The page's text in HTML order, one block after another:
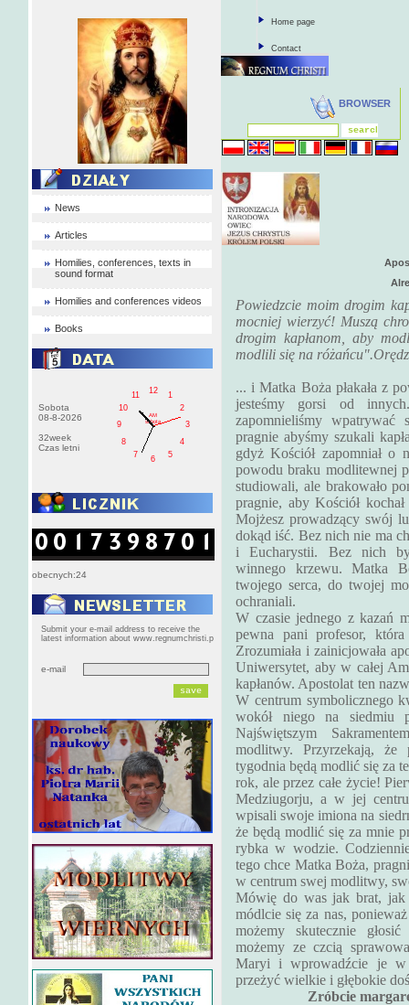
News
Articles
Homilies, conferences, texts in
sound format
Homilies and conferences videos
Books
Sobota
08-8-2026
32week
Czas letni
1
2
3
4
5
6
7
8
9
10
11
12
AM
sobota
obecnych:24
Submit your e-mail address to receive the
latest information about www.regnumchristi.p
e-mail
Home page
Contact
BROWSER
Powiedzcie moim drogim
mocniej wierzyć! Muszą
drogim kapłanom, aby
modlili się na
... i Matka Boża płakała z
jesteśmy gorsi od
zapomnieliśmy wpatrywać
pragnie abyśmy szukali
gdyż Kościół zapomniał
powodu braku modlitewnej
studiowali, ale brakowało
pragnie, aby Kościół
Mojżesz prowadzący swój
dokąd iść. Bez nich nie ma
i Eucharystii. Bez nich
winnego krzewu. Matka
twojego serca, do twojej
ochraniali.
W czasie jednego z kazań
pewna pani profesor,
Zrozumiała i zainicjowała
Uniwersytet, aby w całej
kapłanów. Apostolat ten
W centrum symbolicznego
wokół niego na siedmiu
Najświętszym
modlitwy. Przyrzekają,
tygodnia będą modlić się za
rok, ale przez całe życie!
Medziugorju, a w jej
wpisali swoje imiona na
że będą modlić się za mnie
rybka w wodzie.
tego chce Matka Boża,
w centrum swej modlitwy,
Mówię do was jak brat, jak
módlcie się za nas,
możemy skutecznie
możemy ze czcią
Maryi i wprowadźcie je
przeżyć wielkie i głębokie
Zróbcie